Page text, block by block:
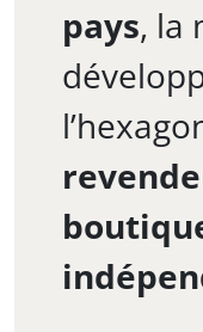
pays, la